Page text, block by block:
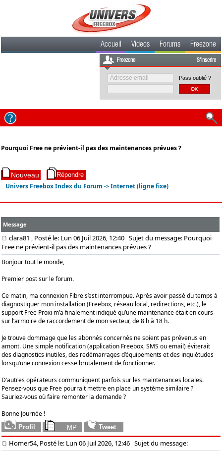
Accueil Videos Forums Freezone
Freezone S'inscrire
Pass oublié ?
Pourquoi Free ne prévient-il pas des maintenances prévues ?
Univers Freebox Index du Forum ->Internet (ligne fixe)
Message
clara81 , Posté le: Lun 06 Juil 2026, 12:40 Sujet du message: Pourquoi
Free ne prévient-il pas des maintenances prévues ?
Bonjour tout le monde,
Premier post sur le forum.
Ce matin, ma connexion Fibre s’est interrompue. Après avoir passé du temps à
diagnostiquer mon installation (Freebox, réseau local, redirections, etc.), le
support Free Proxi m’a finalement indiqué qu’une maintenance était en cours
sur l’armoire de raccordement de mon secteur, de 8 h à 18 h.
Je trouve dommage que les abonnés concernés ne soient pas prévenus en
amont. Une simple notification (application Freebox, SMS ou email) éviterait
des diagnostics inutiles, des redémarrages d’équipements et des inquiétudes
lorsqu’une connexion cesse brutalement de fonctionner.
D’autres opérateurs communiquent parfois sur les maintenances locales.
Pensez-vous que Free pourrait mettre en place un système similaire ?
Sauriez-vous où faire remonter la demande ?
Bonne Journée !
Homer54, Posté le: Lun 06 Juil 2026, 12:46 Sujet du message: